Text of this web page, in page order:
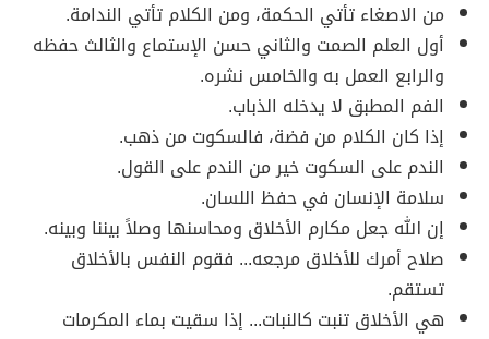
من الاصغاء تأتي الحكمة، ومن الكلام تأتي الندامة.
أول العلم الصمت والثاني حسن الإستماع والثالث حفظه
والرابع العمل به والخامس نشره.
الفم المطبق لا يدخله الذباب.
إذا كان الكلام من فضة، فالسكوت من ذهب.
الندم على السكوت خير من الندم على القول.
سلامة الإنسان في حفظ اللسان.
إن الله جعل مكارم الأخلاق ومحاسنها وصلاً بيننا وبينه.
صلاح أمرك للأخلاق مرجعه... فقوم النفس بالأخلاق
تستقم.
هي الأخلاق تنبت كالنبات... إذا سقيت بماء المكرمات